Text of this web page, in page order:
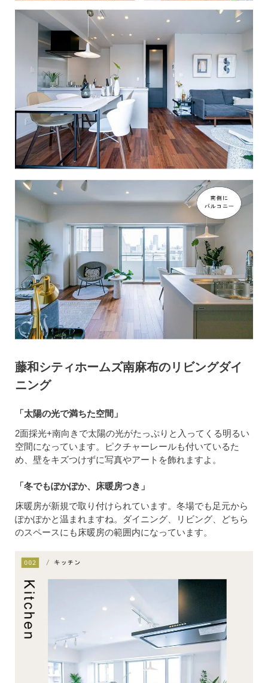
藤和シティホームズ南麻布のリビングダイ
ニング
「太陽の光で満ちた空間」
2面採光+南向きで太陽の光がたっぷりと入ってくる明るい
空間になっています。ピクチャーレールも付いているた
め、壁をキズつけずに写真やアートを飾れますよ。
「冬でもぽかぽか、床暖房つき」
床暖房が新規で取り付けられています。冬場でも足元から
ぽかぽかと温まれますね。ダイニング、リビング、どちら
のスペースにも床暖房の範囲内になっています。